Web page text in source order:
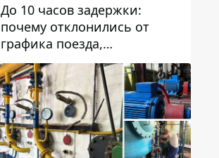
До 10 часов задержки:
почему отклонились от
графика поезда,
курсирующие через Днепр
и область